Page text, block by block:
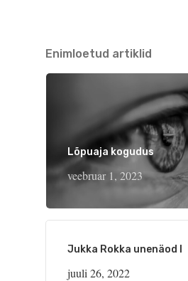
Enimloetud artiklid
Lõpuaja kogudus
veebruar 1, 2023
Jukka Rokka unenäod I
juuli 26, 2022